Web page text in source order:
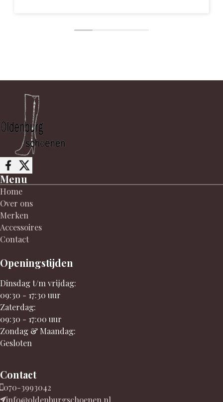
Follow me on Facebook
Follow me on X
Menu
Home
Over ons
Merken
Accessoires
Contact
Openingstijden
Dinsdag t/m vrijdag:
09:30 - 17:30 uur
Zaterdag:
09:30 - 17:00 uur
Zondag & Maandag:
Gesloten
Contact
070-3993042
info@oldenburgschoenen.nl